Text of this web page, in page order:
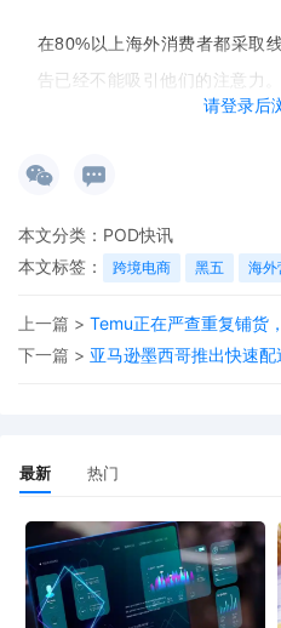
请登录后
在80%以上海外消费者都采取
告已经不能吸引他们的注意力
海外红人营销来重新建立品牌
得消费者购物决策的关键触点。
可以说，黑五、网一、圣诞等
场。
本文分类： POD快讯
本文标签：
跨境电商 黑五 海外
上一篇 > Temu正在严查重复铺货
下一篇 > 亚马逊墨西哥推出快速
最新 热门